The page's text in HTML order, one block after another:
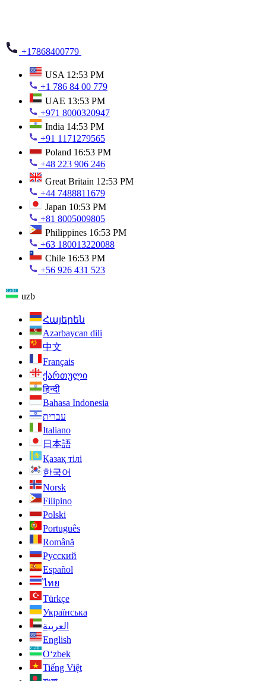
+17868400779
USA 12:53 PM
+1 786 84 00 779
UAE 13:53 PM
+971 8000320947
India 14:53 PM
+91 1171279565
Poland 16:53 PM
+48 223 906 246
Great Britain 12:53 PM
+44 7488811679
Japan 10:53 PM
+81 8005009805
Philippines 16:53 PM
+63 180013220088
Chile 16:53 PM
+56 926 431 523
uzb
Հայերեն
Azərbaycan dili
中文
Français
ქართული
हिन्दी
Bahasa Indonesia
עברית
Italiano
日本語
Қазақ тілі
한국어
Norsk
Filipino
Polski
Português
Română
Русский
Español
ไทย
Türkçe
Українська
العربية
English
O‘zbek
Tiếng Việt